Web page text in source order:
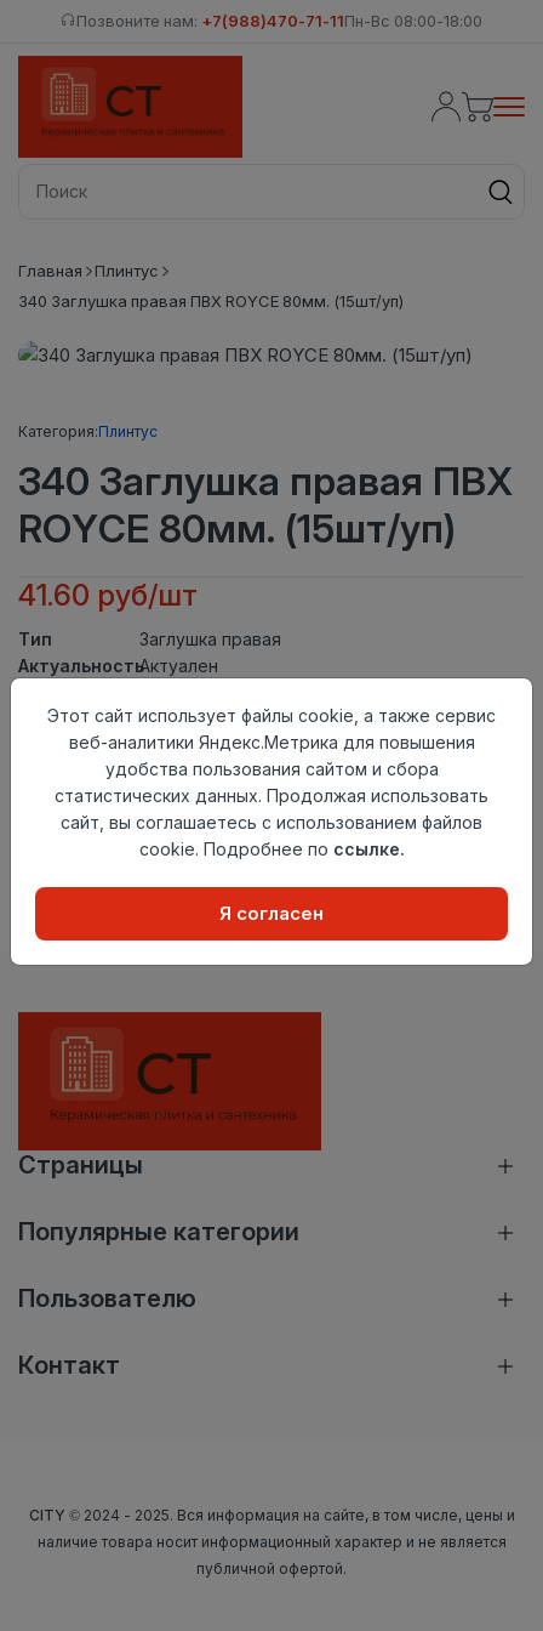
Позвоните нам: +7(988)470-71-11Пн-Вс 08:00-18:00
Главная
Плинтус
340 Заглушка правая ПВХ ROYCE 80мм. (15шт/уп)
Категория:Плинтус
340 Заглушка правая ПВХ
ROYCE 80мм. (15шт/уп)
41.60 руб/шт
Тип
Заглушка правая
АктуальностьАктуален
Осталось59 шт
Добавить в корзину
Внимание! Внешний вид товара может отличаться от
представленного на настоящем сайте. Проверяйте
в момент приобретения товара.
Страницы
Популярные категории
Пользователю
Контакт
CITY © 2024 - 2025. Вся информация на сайте, в том числе, цены и
наличие товара носит информационный характер и не является
публичной офертой.
Этот сайт использует файлы cookie, а также сервис
веб-аналитики Яндекс.Метрика для повышения
удобства пользования сайтом и сбора
статистических данных. Продолжая использовать
сайт, вы соглашаетесь с использованием файлов
cookie. Подробнее по ссылке.
Я согласен